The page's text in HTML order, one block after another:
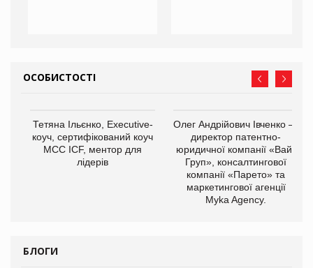
ОСОБИСТОСТІ
Тетяна Ільєнко, Executive-
коуч, сертифікований коуч
МСС ICF, ментор для
лідерів
Олег Андрійович Івченко —
директор патентно-
юридичної компанії «Вайз
Груп», консалтингової
компанії «Парето» та
маркетингової агенції
Myka Agency.
БЛОГИ